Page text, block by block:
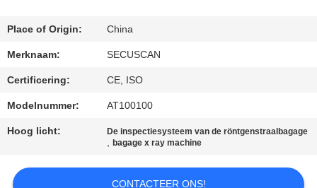
NIEUWS
VERZOEK
OM EEN
CITAAT
SITEMAP
Place of Origin: China
Merknaam: SECUSCAN
Certificering: CE, ISO
Modelnummer: AT100100
Hoog licht: De inspectiesysteem van de röntgenstraalbagage
,bagage x ray machine
CONTACTEER ONS!